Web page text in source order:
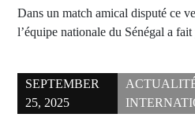
Dans un match amical disputé ce
l’équipe nationale du Sénégal a
SEPTEMBER
25, 2025